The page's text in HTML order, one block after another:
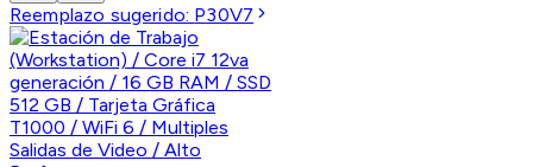
Reemplazo sugerido: P30V7